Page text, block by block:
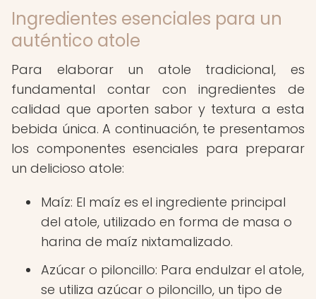
Ingredientes esenciales para un
auténtico atole
Para elaborar un atole tradicional, es
fundamental contar con ingredientes de
calidad que aporten sabor y textura a esta
bebida única. A continuación, te presentamos
los componentes esenciales para preparar
un delicioso atole:
Maíz: El maíz es el ingrediente principal
del atole, utilizado en forma de masa o
harina de maíz nixtamalizado.
Azúcar o piloncillo: Para endulzar el atole,
se utiliza azúcar o piloncillo, un tipo de